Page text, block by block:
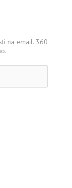
na email. 360